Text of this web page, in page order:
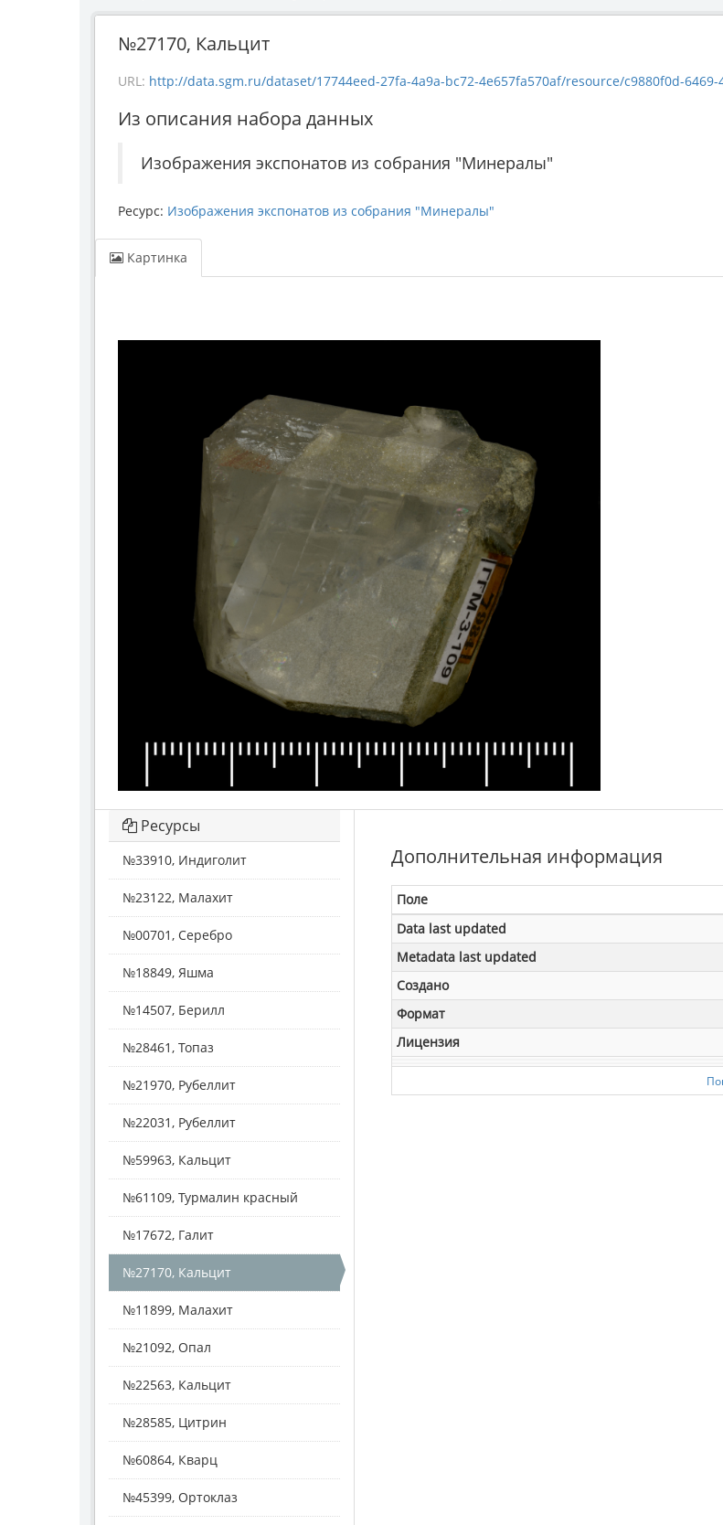
№27170, Кальцит
URL: http://data.sgm.ru/dataset/17744eed-27fa-4a9a-bc72-4e657fa570af/resource/c9880f0d-6469-4875-
Из описания набора данных
Изображения экспонатов из собрания "Минералы"
Ресурс: Изображения экспонатов из собрания "Минералы"
Картинка
Дополнительная информация
Поле
Data last updated
Metadata last updated
Создано
Формат
Лицензия
Ресурсы
№33910, Индиголит
№23122, Малахит
№00701, Серебро
№18849, Яшма
№14507, Берилл
№28461, Топаз
№21970, Рубеллит
№22031, Рубеллит
№59963, Кальцит
№61109, Турмалин красный
№17672, Галит
№27170, Кальцит
№11899, Малахит
№21092, Опал
№22563, Кальцит
№28585, Цитрин
№60864, Кварц
№45399, Ортоклаз